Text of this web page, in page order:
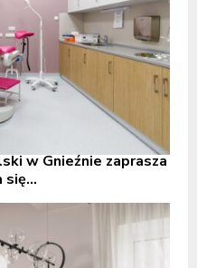
w Gnieźnie zaprasza
się...